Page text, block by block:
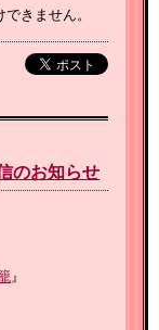
きません。
のお知らせ
』